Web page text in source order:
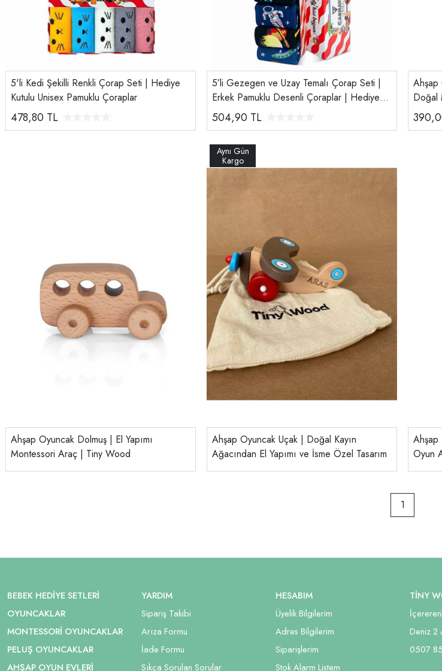
5'li Kedi Şekilli Renkli Çorap Seti | Hediye
Kutulu Unisex Pamuklu Çoraplar
478,80 TL
5’li Gezegen ve Uzay Temalı Çorap Seti |
Erkek Pamuklu Desenli Çoraplar | Hediye
Kutulu
504,90 TL
Ahşap
Doğal
Ahşap Oyuncak Dolmuş | El Yapımı
Montessori Araç | Tiny Wood
Ahşap Oyuncak Uçak | Doğal Kayın
Ağacından El Yapımı ve İsme Özel Tasarım
Ahşap
Oyun
1
BEBEK HEDIYE SETLERI
OYUNCAKLAR
MONTESSORI OYUNCAKLAR
PELUŞ OYUNCAKLAR
AHŞAP OYUN EVLERI
YARDIM
Sipariş Takibi
Arıza Formu
İade Formu
Sıkça Sorulan Sorular
HESABIM
Üyelik Bilgilerim
Adres Bilgilerim
Siparişlerim
Stok Alarm Listem
TİNY
Deniz 2
0507